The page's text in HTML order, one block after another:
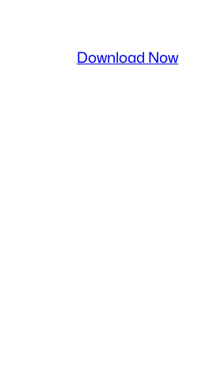
Download Now